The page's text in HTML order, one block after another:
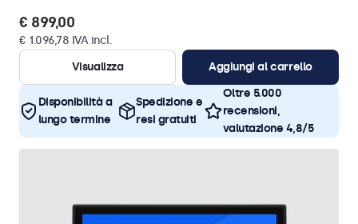
€ 899,00
€ 1.096,78 IVA incl.
Visualizza
Aggiungi al carrello
Disponibilità a
lungo termine
Spedizione e
resi gratuiti
Oltre 5.000
recensioni,
valutazione 4,8/5